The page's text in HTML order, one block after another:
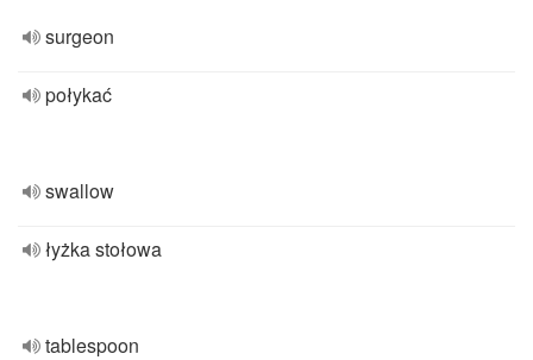
surgeon
połykać
swallow
łyżka stołowa
tablespoon